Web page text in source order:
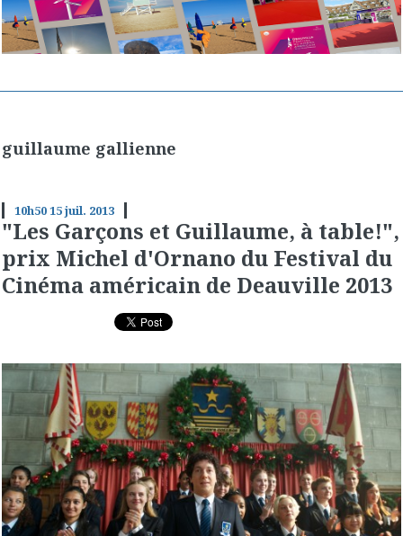
guillaume gallienne
10h5015juil. 2013
"Les Garçons et Guillaume, à table!",
prix Michel d'Ornano du Festival du
Cinéma américain de Deauville 2013